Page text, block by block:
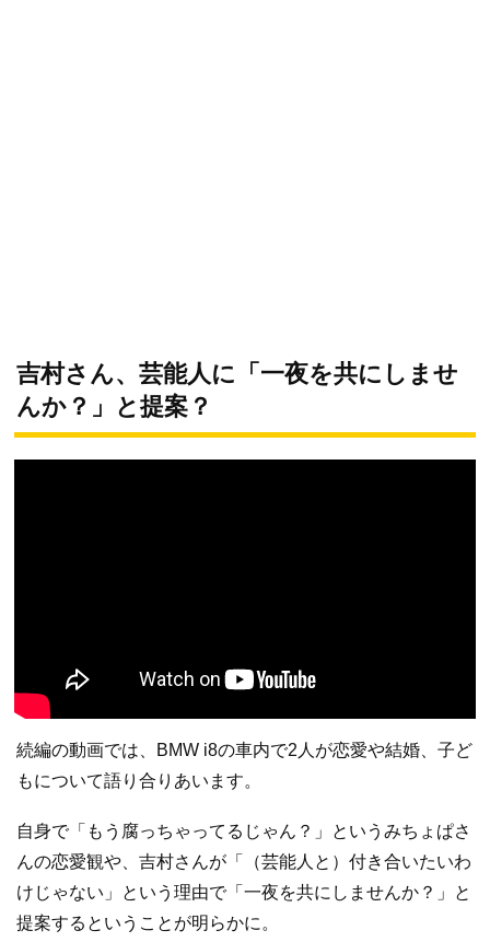
吉村さん、芸能人に「一夜を共にしませ
んか？」と提案？
続編の動画では、BMW i8の車内で2人が恋愛や結婚、子ど
もについて語り合りあいます。
自身で「もう腐っちゃってるじゃん？」というみちょぱさ
んの恋愛観や、吉村さんが「（芸能人と）付き合いたいわ
けじゃない」という理由で「一夜を共にしませんか？」と
提案するということが明らかに。